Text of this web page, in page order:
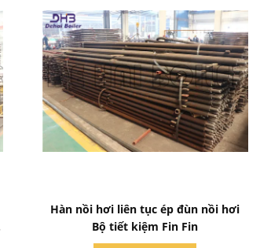
Hàn nồi hơi liên tục ép đùn nồi hơi
Bộ tiết kiệm Fin Fin